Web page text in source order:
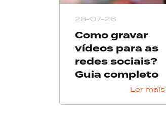
28-07-26
Como gravar
vídeos para as
redes sociais?
Guia completo
Ler mais